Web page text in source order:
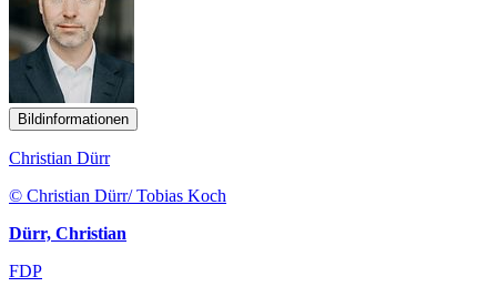
Bildinformationen
Christian Dürr
© Christian Dürr/ Tobias Koch
Dürr, Christian
FDP